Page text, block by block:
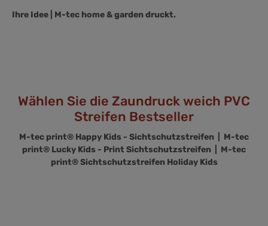
Ihre Idee | M-tec home & garden druckt.
Wählen Sie die Zaundruck weich PVC
Streifen Bestseller
M-tec print® Happy Kids - Sichtschutzstreifen | M-tec
print® Lucky Kids - Print Sichtschutzstreifen |
M-tec
print® Sichtschutzstreifen Holiday Kids